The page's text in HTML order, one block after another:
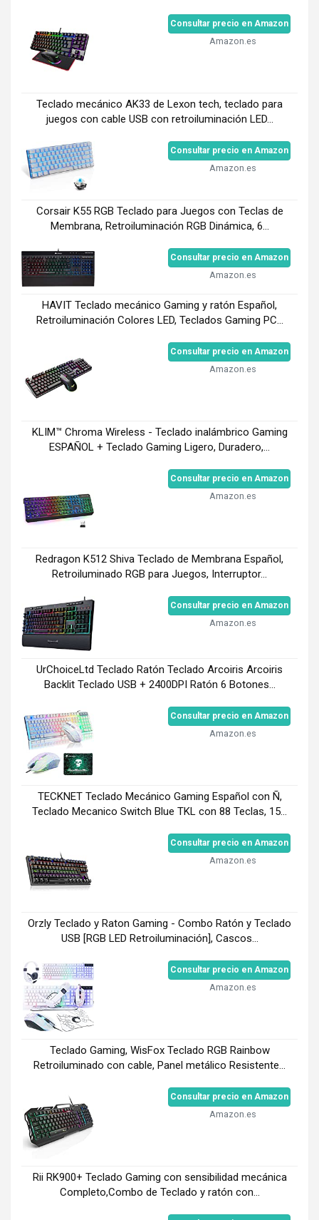
Consultar precio en Amazon
Amazon.es
Teclado mecánico AK33 de Lexon tech, teclado para
juegos con cable USB con retroiluminación LED...
Consultar precio en Amazon
Amazon.es
Corsair K55 RGB Teclado para Juegos con Teclas de
Membrana, Retroiluminación RGB Dinámica, 6...
Consultar precio en Amazon
Amazon.es
HAVIT Teclado mecánico Gaming y ratón Español,
Retroiluminación Colores LED, Teclados Gaming PC...
Consultar precio en Amazon
Amazon.es
KLIM™ Chroma Wireless - Teclado inalámbrico Gaming
ESPAÑOL + Teclado Gaming Ligero, Duradero,...
Consultar precio en Amazon
Amazon.es
Redragon K512 Shiva Teclado de Membrana Español,
Retroiluminado RGB para Juegos, Interruptor...
Consultar precio en Amazon
Amazon.es
UrChoiceLtd Teclado Ratón Teclado Arcoiris Arcoiris
Backlit Teclado USB + 2400DPI Ratón 6 Botones...
Consultar precio en Amazon
Amazon.es
TECKNET Teclado Mecánico Gaming Español con Ñ,
Teclado Mecanico Switch Blue TKL con 88 Teclas, 15...
Consultar precio en Amazon
Amazon.es
Orzly Teclado y Raton Gaming - Combo Ratón y Teclado
USB [RGB LED Retroiluminación], Cascos...
Consultar precio en Amazon
Amazon.es
Teclado Gaming, WisFox Teclado RGB Rainbow
Retroiluminado con cable, Panel metálico Resistente...
Consultar precio en Amazon
Amazon.es
Rii RK900+ Teclado Gaming con sensibilidad mecánica
Completo,Combo de Teclado y ratón con...